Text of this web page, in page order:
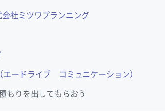
社ミツワプランニング
ードライブ コミュニケーション）
もりを出してもらおう